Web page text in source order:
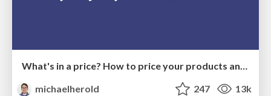
What's in a price? How to price your products and services
michaelherold
247 13k